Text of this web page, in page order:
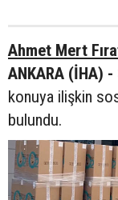
Ahmet Mert
ANKARA (İHA) -
konuya ilişkin
bulundu.